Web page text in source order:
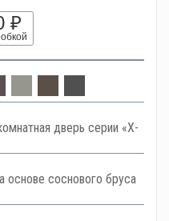
₽
дверь серии «Х-
соснового бруса